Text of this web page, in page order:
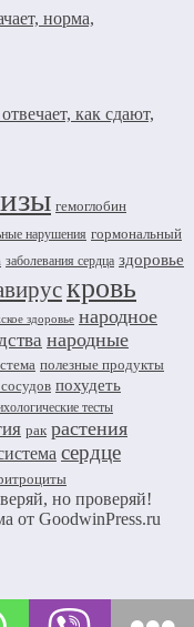
норма,
как сдают,
гемоглобин
нарушения гормональный
заболевания сердца здоровье
кровь
здоровье народное
народные
полезные продукты
похудеть
тесты
рак растения
сердце
но проверяй!
от GoodwinPress.ru